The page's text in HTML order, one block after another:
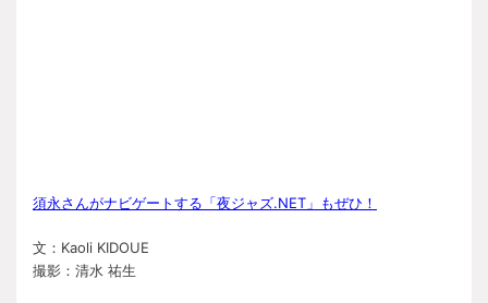
須永さんがナビゲートする「夜ジャズ.NET」もぜひ！
文：Kaoli KIDOUE
撮影：清水 祐生